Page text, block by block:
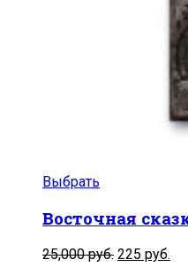
Выбрать
Восточная
25,000руб. 225 руб.